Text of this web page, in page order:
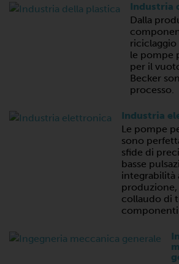
Industria
Dalla
riciclaggio
le pompe
per il
Becker
processo.
Industria
Le pompe
sono
sfide di
basse
integrabilità
produzione,
collaudo di